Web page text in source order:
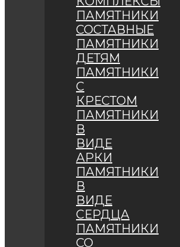
ПАМЯТНИКИ
СОСТАВНЫЕ
ПАМЯТНИКИ
ДЕТЯМ
ПАМЯТНИКИ
С
КРЕСТОМ
ПАМЯТНИКИ
В
ВИДЕ
АРКИ
ПАМЯТНИКИ
В
ВИДЕ
СЕРДЦА
ПАМЯТНИКИ
СО